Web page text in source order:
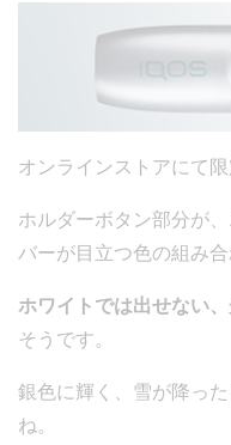
オンラインストアにて限
ホルダーボタン部分が
バーが目立つ色の組み
ホワイトでは出せない
そうです。
銀色に輝く、雪が降っ
ね。